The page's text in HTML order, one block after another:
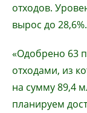
отходов.
вырос до 28,6%.
«Одобрено 63
отходами, из
на сумму 89,4
планируем